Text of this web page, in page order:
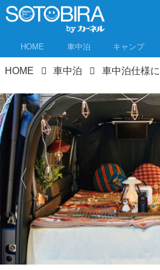
HOME 車中泊 キャンプ
HOME 車中泊